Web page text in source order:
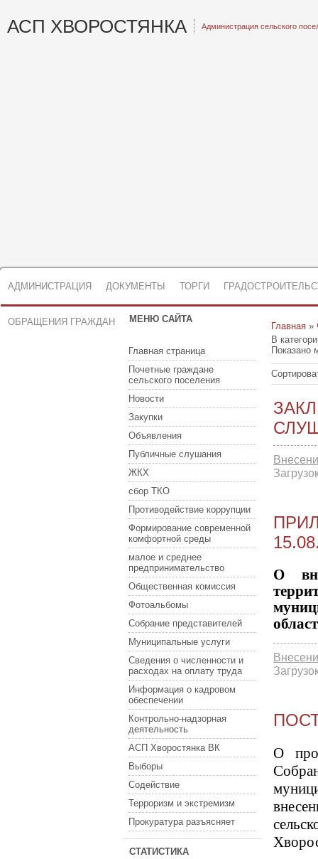
АСП ХВОРОСТЯНКА Администрация сельского
АДМИНИСТРАЦИЯ ДОКУМЕНТЫ ТОРГИ
ОБРАЩЕНИЯ ГРАЖДАН МЕНЮ САЙТА
Главная страница
Почетные граждане
сельского поселения
Новости
Закупки
Объявления
Публичные слушания
ЖКХ
сбор ТКО
Противодействие коррупции
Формирование современной
комфортной среды
малое и среднее
предпринимательство
Общественная комиссия
Фотоальбомы
Собрание представителей
Муниципальные услуги
Сведения о численности и
расходах на оплату труда
Информация о кадровом
обеспечении
Контрольно-надзорная
деятельность
АСП Хворостянка ВК
Выборы
Содействие
Терроризм и экстремизм
Прокуратура разъясняет
СТАТИСТИКА
Главная »
В
Показано
О
О